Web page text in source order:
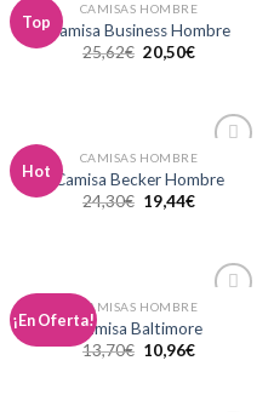
Top
a la
CAMISAS HOMBRE
Camisa Business Hombre
25,62€ 20,50€
Hot
a la
CAMISAS HOMBRE
Camisa Becker Hombre
24,30€ 19,44€
¡En Oferta!
CAMISAS HOMBRE
Camisa Baltimore
13,70€ 10,96€